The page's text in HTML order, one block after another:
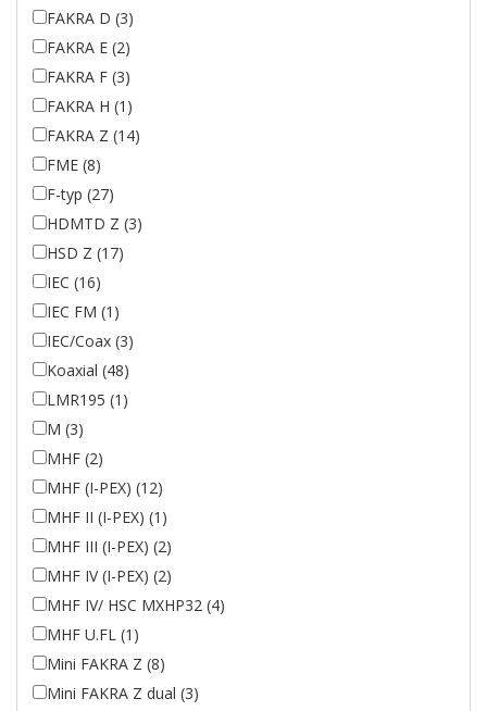
FAKRA D (3)
FAKRA E (2)
FAKRA F (3)
FAKRA H (1)
FAKRA Z (14)
FME (8)
F-typ (27)
HDMTD Z (3)
HSD Z (17)
IEC (16)
IEC FM (1)
IEC/Coax (3)
Koaxial (48)
LMR195 (1)
M (3)
MHF (2)
MHF (I-PEX) (12)
MHF II (I-PEX) (1)
MHF III (I-PEX) (2)
MHF IV (I-PEX) (2)
MHF IV/ HSC MXHP32 (4)
MHF U.FL (1)
Mini FAKRA Z (8)
Mini FAKRA Z dual (3)